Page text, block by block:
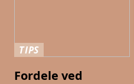
TIPS
Fordele ved